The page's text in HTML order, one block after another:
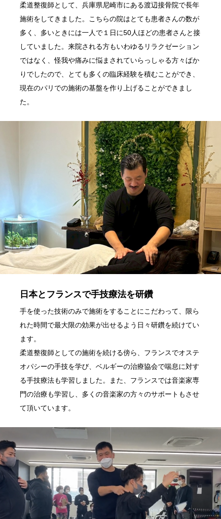
柔道整復師として、兵庫県尼崎市にある渡辺接骨院で長年
施術をしてきました。こちらの院はとても患者さんの数が
多く、多いときには一人で１日に50人ほどの患者さんと接
していました。来院される方もいわゆるリラクゼーション
ではなく、怪我や痛みに悩まされていらっしゃる方々ばか
りでしたので、とても多くの臨床経験を積むことができ、
現在のパリでの施術の基盤を作り上げることができまし
た。
日本とフランスで手技療法を研鑽
手を使った技術のみで施術をすることにこだわって、限ら
れた時間で最大限の効果が出せるよう日々研鑽を続けてい
ます。
柔道整復師としての施術を続ける傍ら、フランスでオステ
オパシーの手技を学び、ベルギーの治療協会で喘息に対す
る手技療法も学習しました。また、フランスでは音楽家専
門の治療も学習し、多くの音楽家の方々のサポートもさせ
て頂いています。